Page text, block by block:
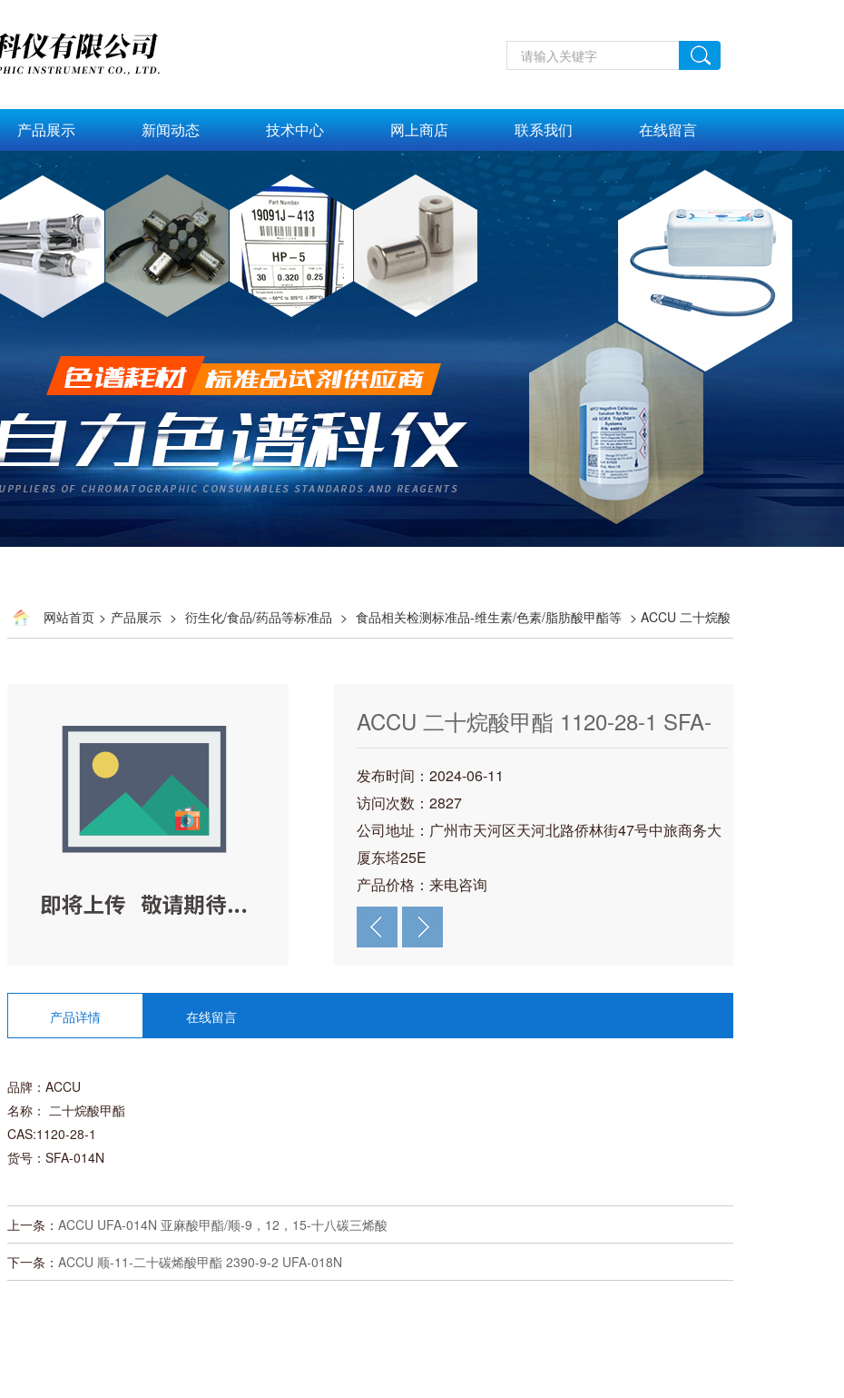
产品展示 新闻动态 技术中心 网上商店 联系我们 在线留言
网站首页 > 产品展示 > 衍生化/食品/药品等标准品 > 食品相关检测标准品-维生素/色素/脂肪酸甲酯等 > ACCU 二十烷酸
ACCU 二十烷酸甲酯 1120-28-1 SFA-
014N
发布时间：2024-06-11
访问次数：2827
公司地址：广州市天河区天河北路侨林街47号中旅商务大
厦东塔25E
产品价格：来电咨询
产品详情 在线留言
品牌：ACCU
名称： 二十烷酸甲酯
CAS:1120-28-1
货号：SFA-014N
上一条： ACCU UFA-014N 亚麻酸甲酯/顺-9，12，15-十八碳三烯酸
下一条： ACCU 顺-11-二十碳烯酸甲酯 2390-9-2 UFA-018N